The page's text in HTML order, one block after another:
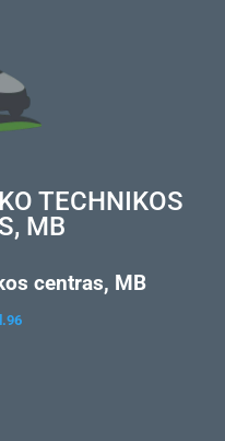
TECHNIKOS
MB
centras, MB